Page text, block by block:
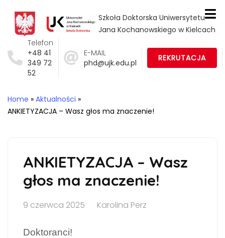
Szkoła Doktorska Uniwersytetu
Jana Kochanowskiego w Kielcach
Telefon
+48 41
349 72
52
E-MAIL
phd@ujk.edu.pl
REKRUTACJA
Home » Aktualności »
ANKIETYZACJA – Wasz głos ma znaczenie!
ANKIETYZACJA – Wasz
głos ma znaczenie!
9 czerwca 2025 Karolina Perz
Doktoranci!